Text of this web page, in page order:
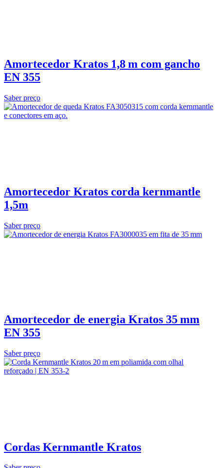
Amortecedor Kratos 1,8 m com gancho
EN 355
Saber preço
Amortecedor Kratos corda kernmantle
1,5m
Saber preço
Amortecedor de energia Kratos 35 mm
EN 355
Saber preço
Cordas Kernmantle Kratos